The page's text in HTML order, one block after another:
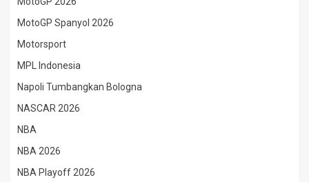
MotoGP Spanyol 2026
Motorsport
MPL Indonesia
Napoli Tumbangkan Bologna
NASCAR 2026
NBA
NBA 2026
NBA Playoff 2026